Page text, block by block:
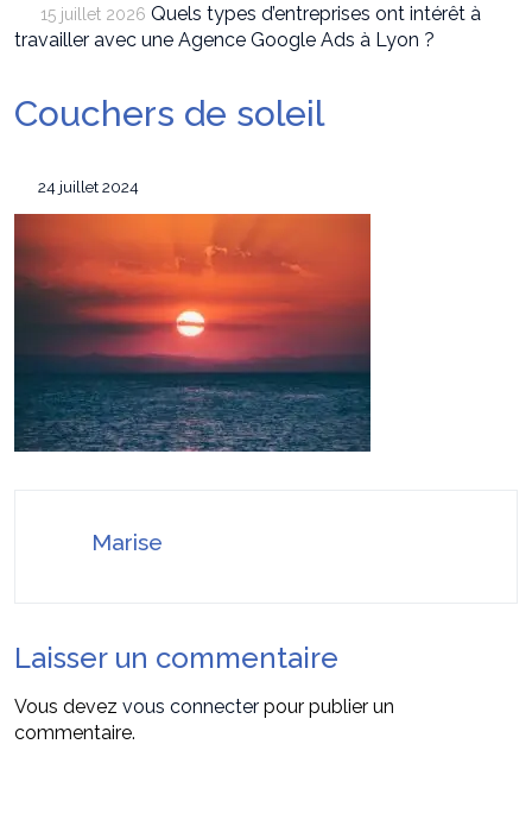
15 juillet 2026 Quels types d’entreprises ont intérêt à
travailler avec une Agence Google Ads à Lyon ?
12 juin 2026 Survivalisme boutique : où acheter son
conférencier idéal pour votre convention annuelle
16 juillet 2026
Pourquoi faire confiance à ADC sécurité
pour la protection de vos biens et de vos proches ?
Couchers de soleil
24 juillet 2024
Marise
Laisser un commentaire
Vous devez vous connecter pour publier un
commentaire.